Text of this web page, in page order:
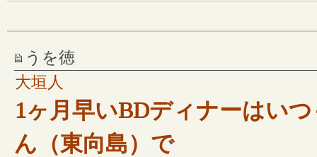
うを徳
大垣人
1ヶ月早いBDディナーはい
ん（東向島）で